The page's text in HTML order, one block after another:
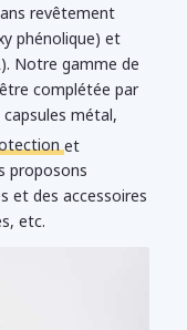
revêtement
phénolique) et
Notre gamme de
complétée par
métal,
et
proposons
et des accessoires
etc.